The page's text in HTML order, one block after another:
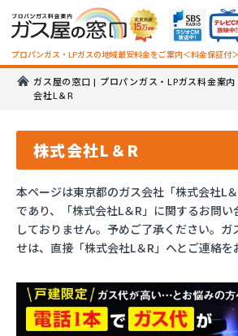
プロパンガス・LPガスの地域最安料金をご案内＜料金保証付＞
ガス屋の窓口 | プロパンガス・LPガス料金案内
会社L＆R
株式会社L＆R
本ページは東京都のガス会社「株式会社L
であり、「株式会社L＆R」に関するお問
しておりません。予めご了承ください。ガ
せは、直接「株式会社L＆R」へとご連絡を